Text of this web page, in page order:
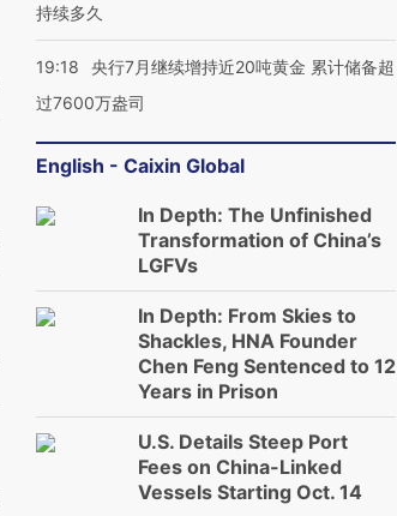
持续多久
19:18
央行7月继续增持近20吨黄金 累计储备超
过7600万盎司
English - Caixin Global
In Depth: The Unfinished
Transformation of China’s
LGFVs
In Depth: From Skies to
Shackles, HNA Founder
Chen Feng Sentenced to 12
Years in Prison
U.S. Details Steep Port
Fees on China-Linked
Vessels Starting Oct. 14